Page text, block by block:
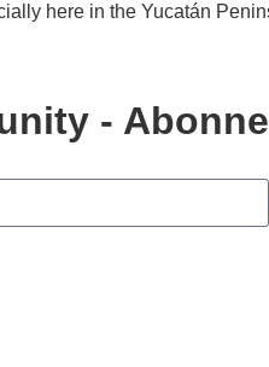
here in the Yucatán
-